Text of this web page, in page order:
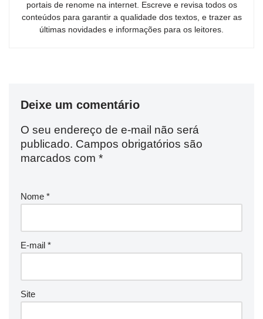
portais de renome na internet. Escreve e revisa todos os
conteúdos para garantir a qualidade dos textos, e trazer as
últimas novidades e informações para os leitores.
Deixe um comentário
O seu endereço de e-mail não será
publicado. Campos obrigatórios são
marcados com *
Nome *
E-mail *
Site